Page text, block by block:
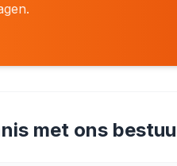
met ons